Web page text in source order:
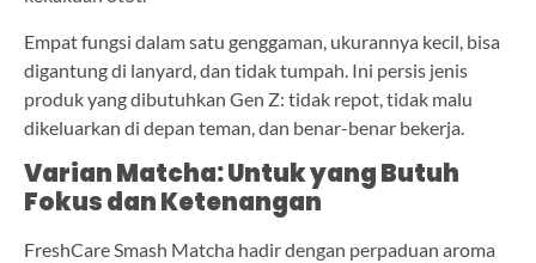
Empat fungsi dalam satu genggaman, ukurannya kecil, bisa
digantung di lanyard, dan tidak tumpah. Ini persis jenis
produk yang dibutuhkan Gen Z: tidak repot, tidak malu
dikeluarkan di depan teman, dan benar-benar bekerja.
Varian Matcha: Untuk yang Butuh
Fokus dan Ketenangan
FreshCare Smash Matcha hadir dengan perpaduan aroma